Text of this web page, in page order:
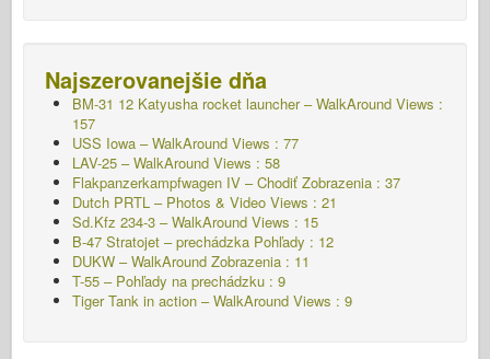
Najszerovanejšie dňa
BM-31 12 Katyusha rocket launcher – WalkAround Views :
157
USS Iowa – WalkAround Views : 77
LAV-25 – WalkAround Views : 58
Flakpanzerkampfwagen IV – Chodiť Zobrazenia : 37
Dutch PRTL – Photos & Video Views : 21
Sd.Kfz 234-3 – WalkAround Views : 15
B-47 Stratojet – prechádzka Pohľady : 12
DUKW – WalkAround Zobrazenia : 11
T-55 – Pohľady na prechádzku : 9
Tiger Tank in action – WalkAround Views : 9